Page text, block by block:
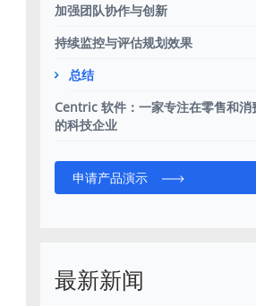
加强团队协作与创新
持续监控与评估规划效果
总结
Centric 软件：一家专注在零售和消
的科技企业
申请产品演示
最新新闻